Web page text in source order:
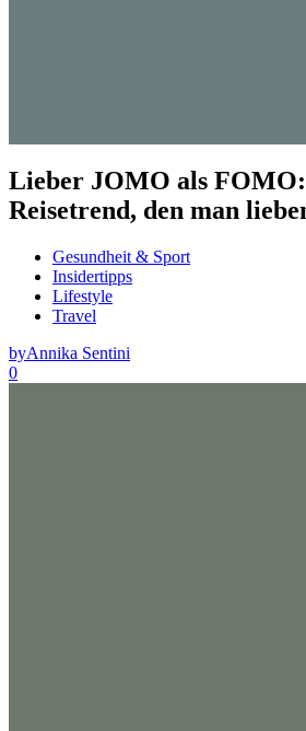
Lieber JOMO als FOMO:
Reisetrend, den man
Gesundheit & Sport
Insidertipps
Lifestyle
Travel
byAnnika Sentini
0